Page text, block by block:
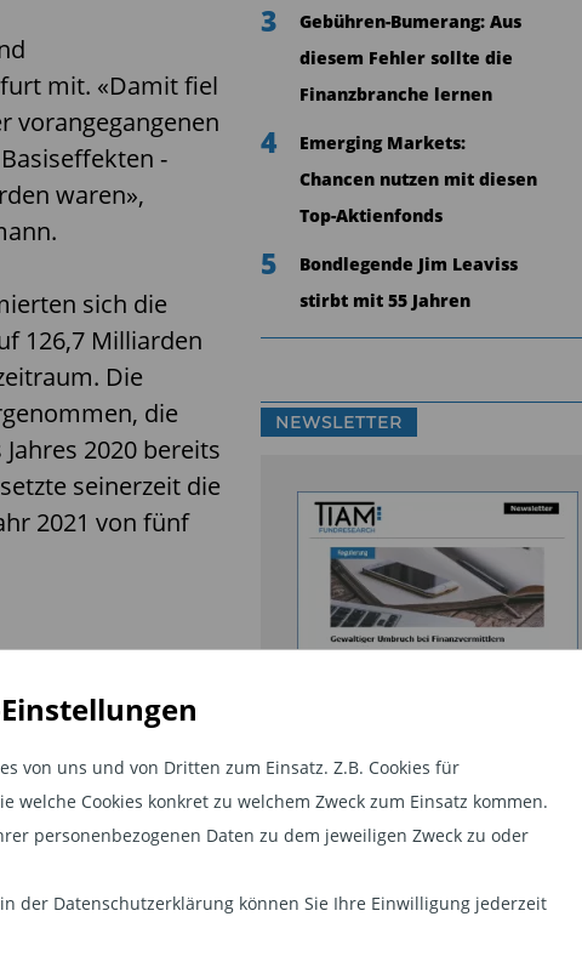
von uns und von Dritten zum Einsatz. Z.B. Cookies für
welche Cookies konkret zu welchem Zweck zum Einsatz kommen.
personenbezogenen Daten zu dem jeweiligen Zweck zu oder
der Datenschutzerklärung können Sie Ihre Einwilligung jederzeit
mit. «Damit fiel
vorangegangenen
-
waren»,
sich die
126,7 Milliarden
Die
die
2020 bereits
seinerzeit die
2021 von fünf
3
Gebühren-Bumerang: Aus
diesem Fehler sollte die
Finanzbranche lernen
4
Emerging Markets:
Chancen nutzen mit diesen
Top-Aktienfonds
5
Bondlegende Jim Leaviss
stirbt mit 55 Jahren
NEWSLETTER
Vermögensverwalter-Interviews,
MiFID, 34f, u.v.m. Bleiben Sie mit